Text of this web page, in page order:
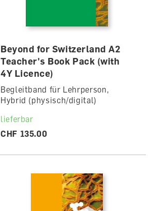
Beyond for Switzerland A2
Teacher's Book Pack (with
4Y Licence)
Begleitband für Lehrperson,
Hybrid (physisch/digital)
lieferbar
CHF 135.00